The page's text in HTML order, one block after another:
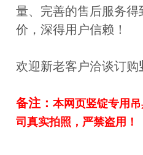
量、完善的售后服务
价，深得用户信赖！
欢迎新老客户洽谈订购
备注：本网页竖锭专用
司真实拍照，严禁盗用！